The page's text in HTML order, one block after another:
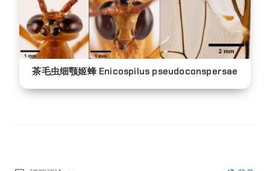
茶毛虫细颚姬蜂 Enicospilus pseudoconspersae